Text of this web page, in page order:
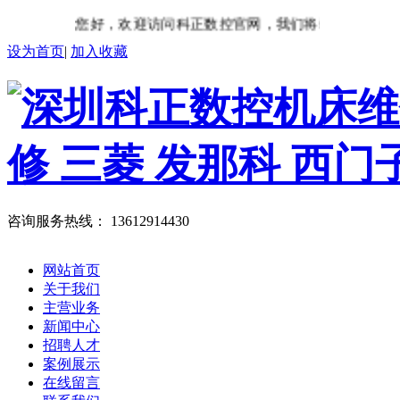
您好，欢迎访问科正数控官网，我们将竭诚为您服务
设为首页| 加入收藏
咨询服务热线： 13612914430
网站首页
关于我们
主营业务
新闻中心
招聘人才
案例展示
在线留言